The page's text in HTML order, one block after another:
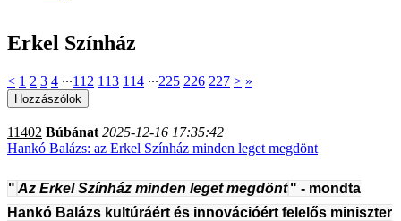
Erkel Színház
< 1 2 3 4 ∙∙∙112 113 114 ∙∙∙225 226 227 > »
11402 Búbánat 2025-12-16 17:35:42
Hankó Balázs: az Erkel Színház minden leget megdönt
" Az Erkel Színház minden leget megdönt " - mondta
Hankó Balázs kultúráért és innovációért felelős miniszter